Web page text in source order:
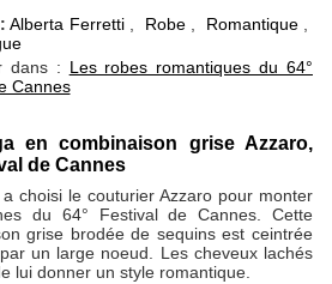
Alberta Ferretti, Robe, Romantique,
dans : Les robes romantiques du 64°
Cannes
en combinaison grise Azzaro,
de Cannes
a choisi le couturier Azzaro pour monter
du 64° Festival de Cannes. Cette
grise brodée de sequins est ceintrée
un large noeud. Les cheveux lachés
lui donner un style romantique.